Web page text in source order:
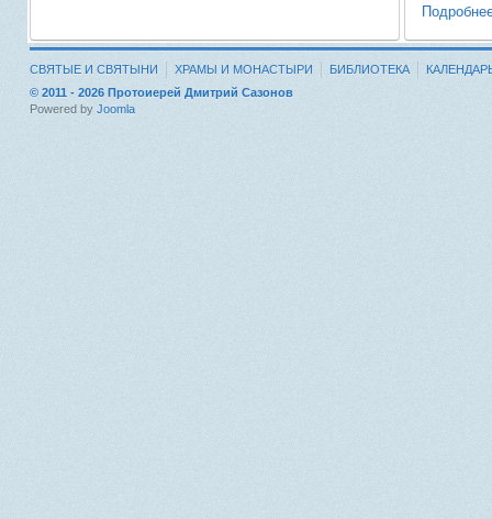
СВЯТЫЕ И СВЯТЫНИ ХРАМЫ И МОНАСТЫРИ БИБЛИОТЕКА
© 2011 - 2026 Протоиерей Дмитрий Сазонов
Powered by Joomla